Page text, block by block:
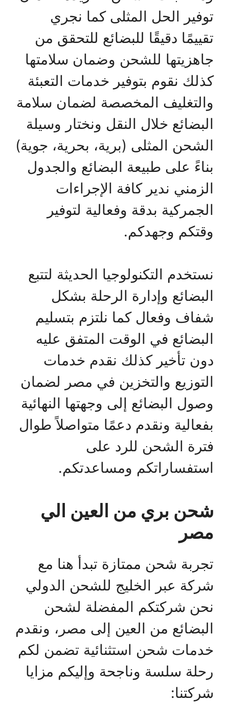
توفير الحل المثلى كما نجري
تقييمًا دقيقًا للبضائع للتحقق من
جاهزيتها للشحن وضمان سلامتها
كذلك نقوم بتوفير خدمات التعبئة
والتغليف المخصصة لضمان سلامة
البضائع خلال النقل ونختار وسيلة
الشحن المثلى (برية، بحرية، جوية)
بناءً على طبيعة البضائع والجدول
الزمني ندير كافة الإجراءات
الجمركية بدقة وفعالية لتوفير
وقتكم وجهدكم.
نستخدم التكنولوجيا الحديثة لتتبع
البضائع وإدارة الرحلة بشكل
شفاف وفعال كما نلتزم بتسليم
البضائع في الوقت المتفق عليه
دون تأخير كذلك نقدم خدمات
التوزيع والتخزين في مصر لضمان
وصول البضائع إلى وجهتها النهائية
بفعالية ونقدم دعمًا متواصلاً طوال
فترة الشحن للرد على
استفساراتكم ومساعدتكم.
شحن بري من العين الي
مصر
تجربة شحن ممتازة تبدأ هنا مع
شركة عبر الخليج للشحن الدولي
نحن شركتكم المفضلة لشحن
البضائع من العين إلى مصر، ونقدم
خدمات شحن استثنائية تضمن لكم
رحلة سلسة وناجحة وإليكم مزايا
شركتنا: